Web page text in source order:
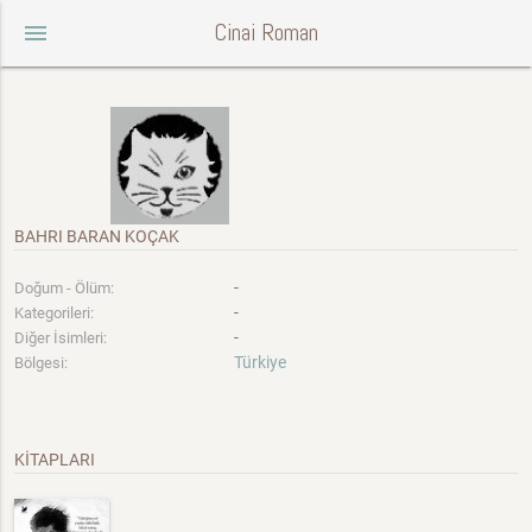
menu Cinai Roman
BAHRI BARAN KOÇAK
Doğum - Ölüm: -
Kategorileri: -
Diğer İsimleri: -
Bölgesi: Türkiye
KİTAPLARI